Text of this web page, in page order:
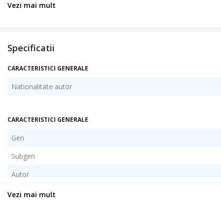
Vezi mai mult
Specificatii
CARACTERISTICI GENERALE
Nationalitate autor
CARACTERISTICI GENERALE
Gen
Subgen
Autor
Colectie
Vezi mai mult